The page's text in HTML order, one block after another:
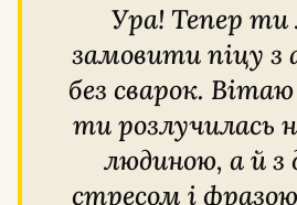
Ура! Тепер ти можеш
замовити піцу з
без сварок.
ти розлучилась
людиною, а й з
стресом і